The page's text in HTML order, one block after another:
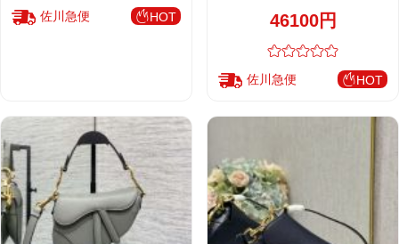
佐川急便 HOT 46100円
佐川急便 HOT